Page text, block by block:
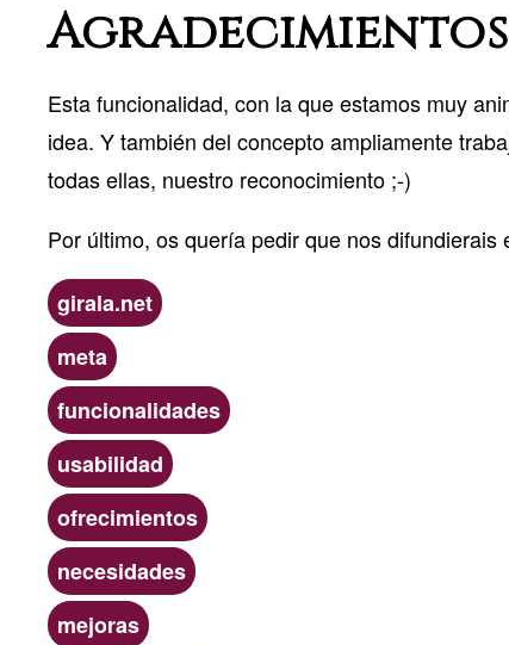
Agradecimientos
Esta funcionalidad, con la que estamos muy
idea. Y también del concepto ampliamente
todas ellas, nuestro reconocimiento ;-)
Por último, os quería pedir que nos
Etiquetas
girala.net
meta
funcionalidades
usabilidad
ofrecimientos
necesidades
mejoras